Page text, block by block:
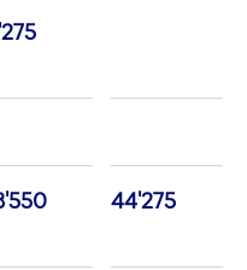
44'275